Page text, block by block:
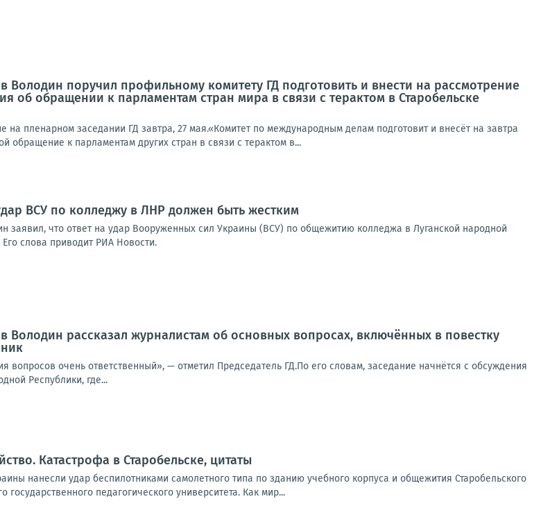
Володин поручил профильному комитету ГД подготовить и внести на рассмотрение
об обращении к парламентам стран мира в связи с терактом в Старобельске
на пленарном заседании ГД завтра, 27 мая.«Комитет по международным делам подготовит и внесёт на завтра
обращение к парламентам других стран в связи с терактом в...
ВСУ по колледжу в ЛНР должен быть жестким
заявил, что ответ на удар Вооруженных сил Украины (ВСУ) по общежитию колледжа в Луганской народной
слова приводит РИА Новости.
Володин рассказал журналистам об основных вопросах, включённых в повестку
вопросов очень ответственный», — отметил Председатель ГД.По его словам, заседание начнётся с обсуждения
Республики, где...
Катастрофа в Старобельске, цитаты
нанесли удар беспилотниками самолетного типа по зданию учебного корпуса и общежития Старобельского
педагогического университета. Как мир...